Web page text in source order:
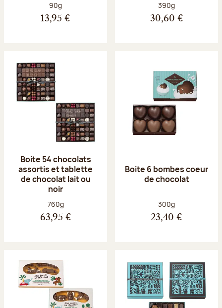
Poids net :
90g
13,95 €
Poids net :
390g
30,60 €
Boite 54 chocolats
assortis et tablette
de chocolat lait ou
noir
Poids net :
760g
63,95 €
Boite 6 bombes coeur
de chocolat
Poids net :
300g
23,40 €